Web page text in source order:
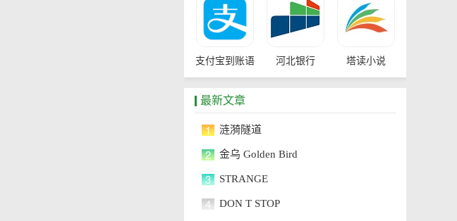
支付宝到账语 河北银行 塔读小说
最新文章
1 涟漪隧道
2 金乌 Golden Bird
3 STRANGE
4 DON T STOP